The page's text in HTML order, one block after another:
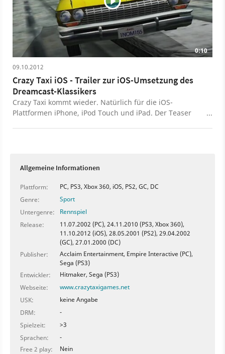
0:10
09.10.2012
Crazy Taxi iOS - Trailer zur iOS-Umsetzung des
Dreamcast-Klassikers
Crazy Taxi kommt wieder. Natürlich für die iOS-
Plattformen iPhone, iPod Touch und iPad. Der Teaser
Allgemeine Informationen
Plattform:
PC, PS3, Xbox 360, iOS, PS2, GC, DC
Genre:
Sport
Untergenre:
Rennspiel
Release:
11.07.2002 (PC), 24.11.2010 (PS3, Xbox 360),
11.10.2012 (iOS), 28.05.2001 (PS2), 29.04.2002
(GC), 27.01.2000 (DC)
Publisher:
Acclaim Entertainment, Empire Interactive (PC),
Sega (PS3)
Entwickler:
Hitmaker, Sega (PS3)
Webseite:
www.crazytaxigames.net
USK:
keine Angabe
DRM:
-
Spielzeit:
>3
Sprachen:
-
Free 2 play:
Nein